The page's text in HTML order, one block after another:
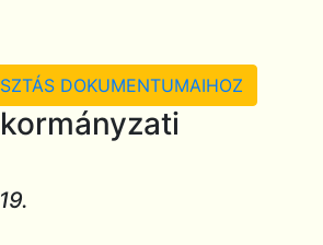
DOKUMENTUMAIHOZ